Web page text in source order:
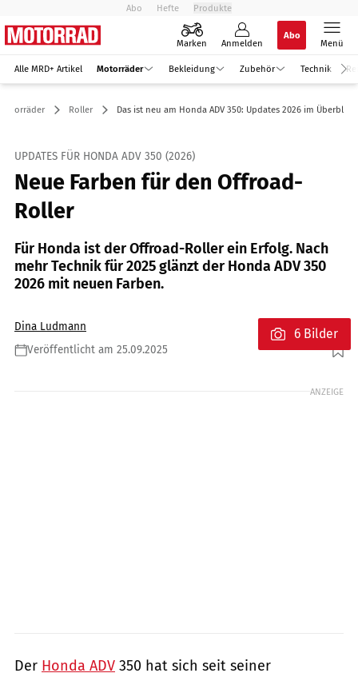
Abo Hefte Produkte
Marken Anmelden
Abo
Menü
Alle MRD+ Artikel Motorräder Bekleidung Zubehör Technik
Roller Das ist neu am Honda ADV 350: Updates 2026 im Überblick
UPDATES FÜR HONDA ADV 350 (2026)
Neue Farben für den Offroad-
Roller
Für Honda ist der Offroad-Roller ein Erfolg. Nach
mehr Technik für 2025 glänzt der Honda ADV 350
2026 mit neuen Farben.
Dina Ludmann
Veröffentlicht am 25.09.2025
Foto: Honda
6 Bilder
ANZEIGE
Der Honda ADV 350 hat sich seit seiner